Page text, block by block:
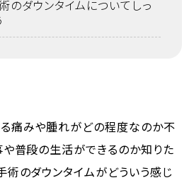
のダウンタイムについてしっ
痛みや腫れがどの程度なのか不
や普段の生活ができるのか知りた
術のダウンタイムがどういう感じ